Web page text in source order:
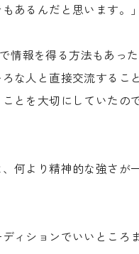
あるんだと思います。
情報を得る方法もあっ
な人と直接交流するこ
とを大切にしていたの
何より精神的な強さが
ィションでいいところ